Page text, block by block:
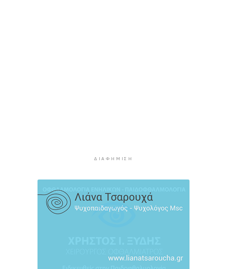
πάλι σε ισχύ τη Συμφωνία Σένγκεν εντός της
Κυριακής, 9 Αυγούστου
6 ώρες 1 λεπτό πρίν
ΔΙΑΦΉΜΙΣΗ